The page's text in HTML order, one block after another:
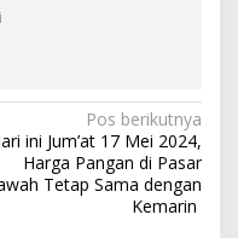
Pos berikutnya
ini Jum’at 17 Mei 2024,
Harga Pangan di Pasar
Tetap Sama dengan
Kemarin